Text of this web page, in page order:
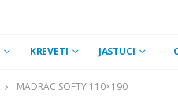
KREVETI JASTUCI
MADRAC SOFTY 110×190